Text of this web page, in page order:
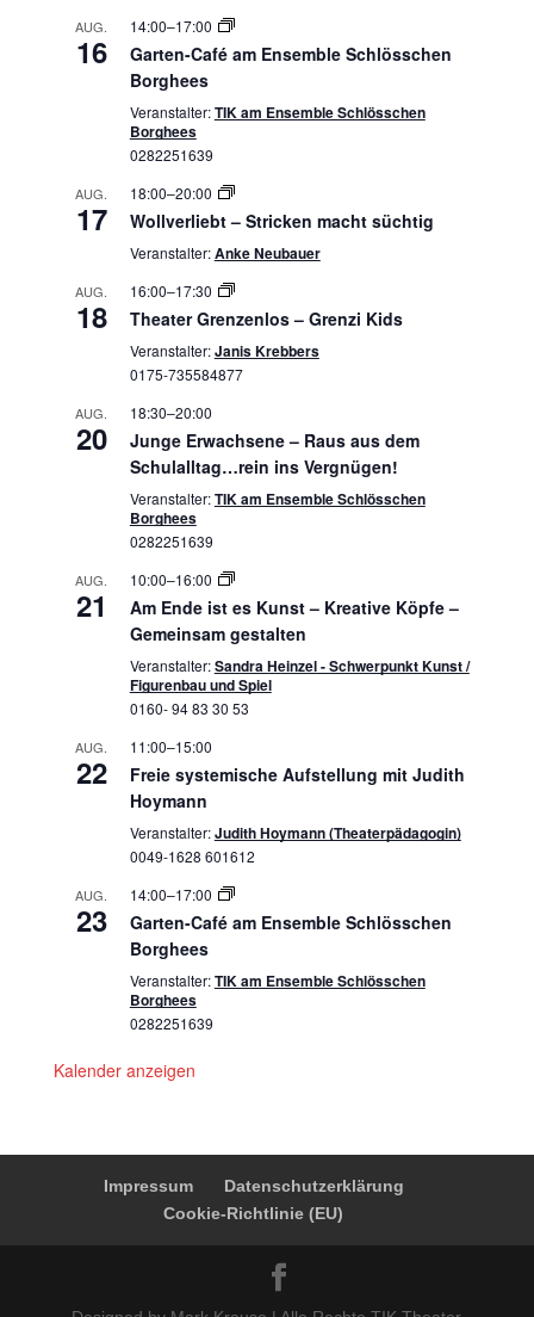
AUG.
16
14:00–17:00
Garten-Café am Ensemble Schlösschen
Borghees
Veranstalter:TIK am Ensemble Schlösschen
Borghees
0282251639
AUG.
17
18:00–20:00
Wollverliebt – Stricken macht süchtig
Veranstalter:Anke Neubauer
AUG.
18
16:00–17:30
Theater Grenzenlos – Grenzi Kids
Veranstalter:Janis Krebbers
0175-735584877
AUG.
20
18:30–20:00
Junge Erwachsene – Raus aus dem
Schulalltag…rein ins Vergnügen!
Veranstalter:TIK am Ensemble Schlösschen
Borghees
0282251639
AUG.
21
10:00–16:00
Am Ende ist es Kunst – Kreative Köpfe –
Gemeinsam gestalten
Veranstalter:Sandra Heinzel - Schwerpunkt Kunst /
Figurenbau und Spiel
0160- 94 83 30 53
AUG.
22
11:00–15:00
Freie systemische Aufstellung mit Judith
Hoymann
Veranstalter:Judith Hoymann (Theaterpädagogin)
0049-1628 601612
AUG.
23
14:00–17:00
Garten-Café am Ensemble Schlösschen
Borghees
Veranstalter:TIK am Ensemble Schlösschen
Borghees
0282251639
Kalender anzeigen
Impressum
Datenschutzerklärung
Cookie-Richtlinie (EU)